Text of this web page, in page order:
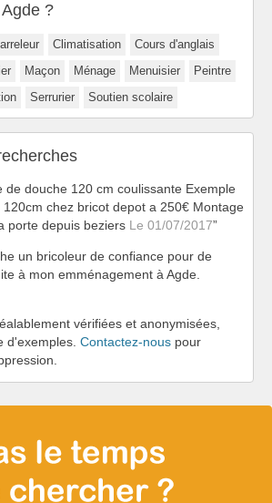
?
Climatisation
Cours d'anglais
Maçon Ménage Menuisier
Peintre
Serrurier Soutien scolaire
de douche 120 cm coulissante Exemple
chez bricot depot a 250€ Montage
porte depuis beziers Le 01/07/2017
un bricoleur de confiance pour de
à mon emménagement à Agde.
vérifiées et anonymisées,
d'exemples. Contactez-nous pour